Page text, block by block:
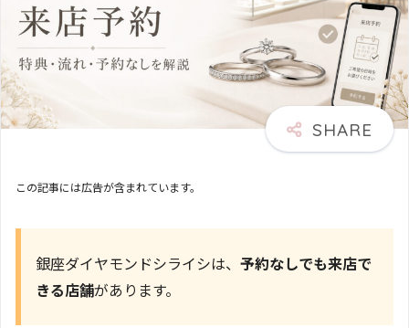
この記事には広告が含まれています。
銀座ダイヤモンドシライシは、 予約なしでも来店で
きる店舗があります。